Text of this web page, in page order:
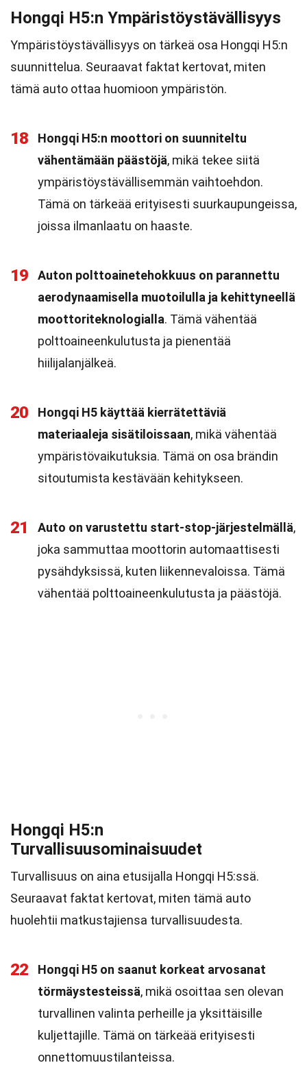
Hongqi H5:n Ympäristöystävällisyys
Ympäristöystävällisyys on tärkeä osa Hongqi H5:n
suunnittelua. Seuraavat faktat kertovat, miten
tämä auto ottaa huomioon ympäristön.
18
Hongqi H5:n moottori on suunniteltu
vähentämään päästöjä, mikä tekee siitä
ympäristöystävällisemmän vaihtoehdon.
Tämä on tärkeää erityisesti suurkaupungeissa,
joissa ilmanlaatu on haaste.
19
Auton polttoainetehokkuus on parannettu
aerodynaamisella muotoilulla ja kehittyneellä
moottoriteknologialla. Tämä vähentää
polttoaineenkulutusta ja pienentää
hiilijalanjälkeä.
20
Hongqi H5 käyttää kierrätettäviä
materiaaleja sisätiloissaan, mikä vähentää
ympäristövaikutuksia. Tämä on osa brändin
sitoutumista kestävään kehitykseen.
21 Auto on varustettu start-stop-järjestelmällä,
joka sammuttaa moottorin automaattisesti
pysähdyksissä, kuten liikennevaloissa. Tämä
vähentää polttoaineenkulutusta ja päästöjä.
Hongqi H5:n
Turvallisuusominaisuudet
Turvallisuus on aina etusijalla Hongqi H5:ssä.
Seuraavat faktat kertovat, miten tämä auto
huolehtii matkustajiensa turvallisuudesta.
22
Hongqi H5 on saanut korkeat arvosanat
törmäystesteissä, mikä osoittaa sen olevan
turvallinen valinta perheille ja yksittäisille
kuljettajille. Tämä on tärkeää erityisesti
onnettomuustilanteissa.